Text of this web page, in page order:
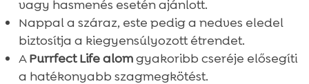
vagy hasmenés esetén ajánlott.
Nappal a száraz, este pedig a nedves eledel
biztosítja a kiegyensúlyozott étrendet.
APurrfect Life alomgyakoribb cseréje elősegíti
a hatékonyabb szagmegkötést.